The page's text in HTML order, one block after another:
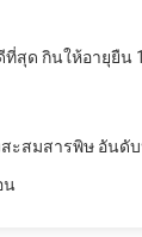
ที่สุด กินให้อายุยืน
ะสมสารพิษ อันดั
น